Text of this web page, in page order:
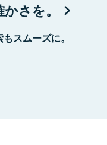
さを。
スムーズに。